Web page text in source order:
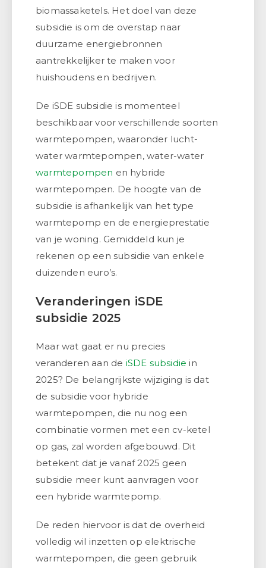
biomassaketels. Het doel van deze
subsidie is om de overstap naar
duurzame energiebronnen
aantrekkelijker te maken voor
huishoudens en bedrijven.
De iSDE subsidie is momenteel
beschikbaar voor verschillende soorten
warmtepompen, waaronder lucht-
water warmtepompen, water-water
warmtepompen en hybride
warmtepompen. De hoogte van de
subsidie is afhankelijk van het type
warmtepomp en de energieprestatie
van je woning. Gemiddeld kun je
rekenen op een subsidie van enkele
duizenden euro’s.
Veranderingen iSDE
subsidie 2025
Maar wat gaat er nu precies
veranderen aan de iSDE subsidie in
2025? De belangrijkste wijziging is dat
de subsidie voor hybride
warmtepompen, die nu nog een
combinatie vormen met een cv-ketel
op gas, zal worden afgebouwd. Dit
betekent dat je vanaf 2025 geen
subsidie meer kunt aanvragen voor
een hybride warmtepomp.
De reden hiervoor is dat de overheid
volledig wil inzetten op elektrische
warmtepompen, die geen gebruik